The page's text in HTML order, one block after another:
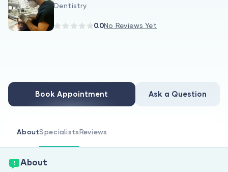
For Doctors
Are you a doctor?
Dentistry
0.0No Reviews Yet
Book Appointment Ask a Question
AboutSpecialistsReviews
About